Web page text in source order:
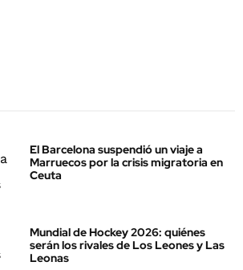
El Barcelona suspendió un viaje a
Marruecos por la crisis migratoria en
Ceuta
Mundial de Hockey 2026: quiénes
serán los rivales de Los Leones y Las
Leonas